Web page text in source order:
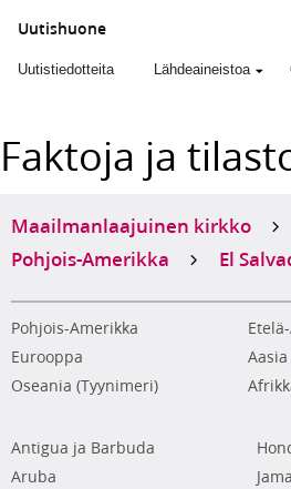
Uutishuone
Uutistiedotteita Lähdeaineistoa
Faktoja ja
Maailmanlaajuinen kirkko
Pohjois-Amerikka
El
Pohjois-Amerikka
Eurooppa
Aasia
Oseania (Tyynimeri)
Antigua ja Barbuda
Aruba